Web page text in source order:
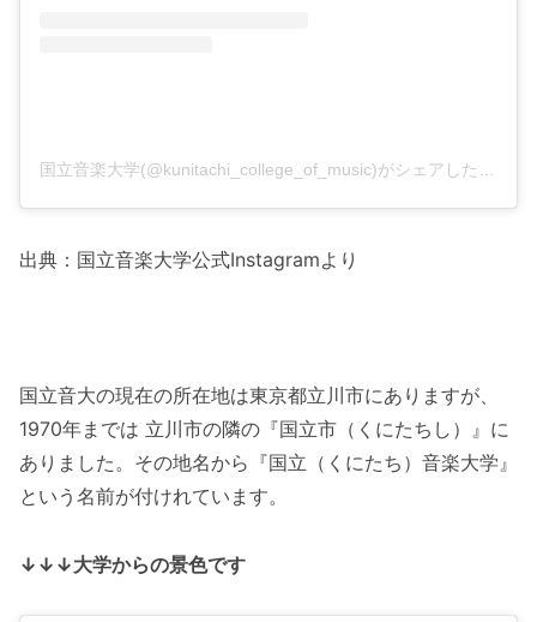
出典：国立音楽大学公式Instagramより
国立音大の現在の所在地は東京都立川市にありますが、
1970年までは 立川市の隣の『国立市（くにたちし）』に
ありました。その地名から『国立（くにたち）音楽大学』
という名前が付けれています。
↓↓↓大学からの景色です